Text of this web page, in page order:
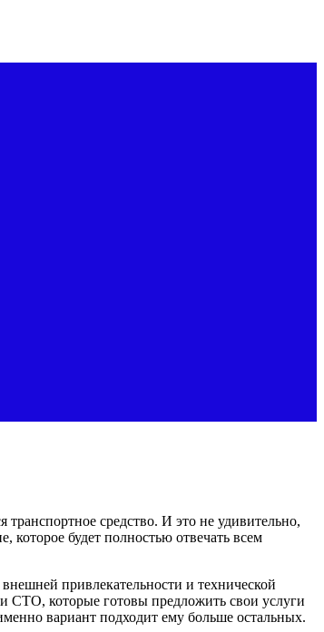
транспортное средство. И это не удивительно,
будет полностью отвечать всем
привлекательности и технической
СТО, которые готовы предложить свои услуги
вариант подходит ему больше остальных.